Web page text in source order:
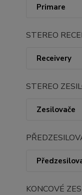
Primare
STEREO
Receivery
STEREO
Zesilovače
KONCOVÉ